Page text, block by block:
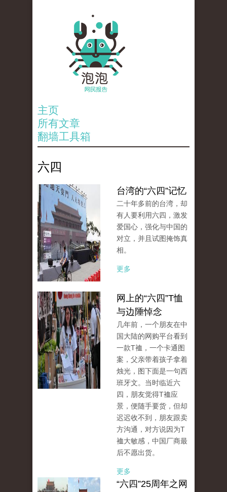
主页
所有文章
翻墙工具箱
六四
台湾的“六四”记忆
二十年多前的台湾，却
有人要利用六四，激发
爱国心，强化与中国的
对立，并且试图掩饰真
相。
更多
网上的“六四”T恤
与边陲悼念
几年前，一个朋友在中
国大陆的网购平台看到
一款T裇，一个卡通图
案，父亲带着孩子拿着
烛光，图下面是一句西
班牙文。当时临近六
四，朋友觉得T裇应
景，便随手要货，但却
迟迟收不到，朋友跟卖
方沟通，对方说因为T
裇大敏感，中国厂商最
后不愿出货。
更多
“六四”25周年之网